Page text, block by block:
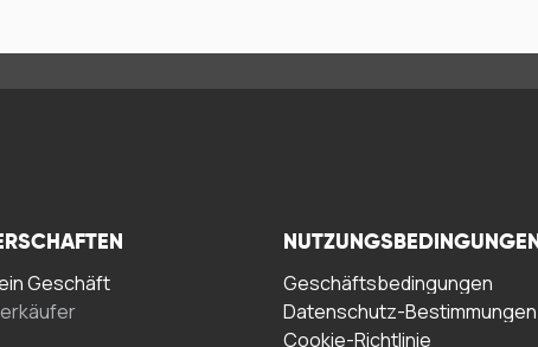
Geschäft
NUTZUNGSBEDINGUNGEN
Geschäftsbedingungen
Datenschutz-Bestimmungen
Cookie-Richtlinie